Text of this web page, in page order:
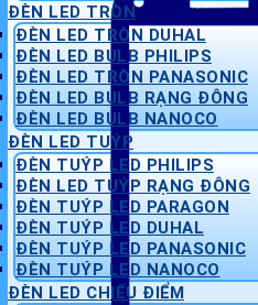
ĐÈN LED TRÒN
ĐÈN LED TRÒN DUHAL
ĐÈN LED BULB PHILIPS
ĐÈN LED TRÒN PANASONIC
ĐÈN LED BULB RẠNG ĐÔNG
ĐÈN LED BULB NANOCO
ĐÈN LED TUÝP
ĐÈN TUÝP LED PHILIPS
ĐÈN LED TUÝP RẠNG ĐÔNG
ĐÈN TUÝP LED PARAGON
ĐÈN TUÝP LED DUHAL
ĐÈN TUÝP LED PANASONIC
ĐÈN TUÝP LED NANOCO
ĐÈN LED CHIẾU ĐIỂM